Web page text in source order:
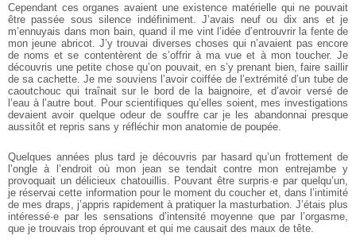
Cependant ces organes avaient une existence matérielle qui ne pouvait
être passée sous silence indéfiniment. J’avais neuf ou dix ans et je
m’ennuyais dans mon bain, quand il me vint l’idée d’entrouvrir la fente de
mon jeune abricot. J’y trouvai diverses choses qui n’avaient pas encore
de noms et se contentèrent de s’offrir à ma vue et à mon toucher. Je
découvris une petite chose qu’on pouvait, en s’y prenant bien, faire saillir
de sa cachette. Je me souviens l’avoir coiffée de l’extrémité d’un tube de
caoutchouc qui traînait sur le bord de la baignoire, et d’avoir versé de
l’eau à l’autre bout. Pour scientifiques qu’elles soient, mes investigations
devaient avoir quelque odeur de souffre car je les abandonnai presque
aussitôt et repris sans y réfléchir mon anatomie de poupée.
Quelques années plus tard je découvris par hasard qu’un frottement de
l’ongle à l’endroit où mon jean se tendait contre mon entrejambe y
provoquait un délicieux chatouillis. Pouvant être surpris·e par quelqu’un,
je réservai cette information pour le moment du coucher et, dans l’intimité
de mes draps, j’appris rapidement à pratiquer la masturbation. J’étais plus
intéressé·e par les sensations d’intensité moyenne que par l’orgasme,
que je trouvais trop éprouvant et qui me causait des maux de tête.